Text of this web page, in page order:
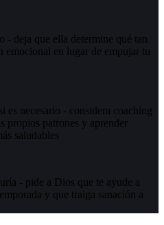
- deja que ella determine qué tan
emocional en lugar de empujar tu
es necesario - considera coaching
propios patrones y aprender
saludables
- pide a Dios que te ayude a
y que traiga sanación a